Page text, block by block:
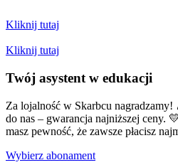
Kliknij tutaj
Kliknij tutaj
Twój asystent w edukacji
Za lojalność w Skarbcu
do nas – gwarancja najniższej ceny.
masz pewność, że zawsze płacisz
Wybierz abonament